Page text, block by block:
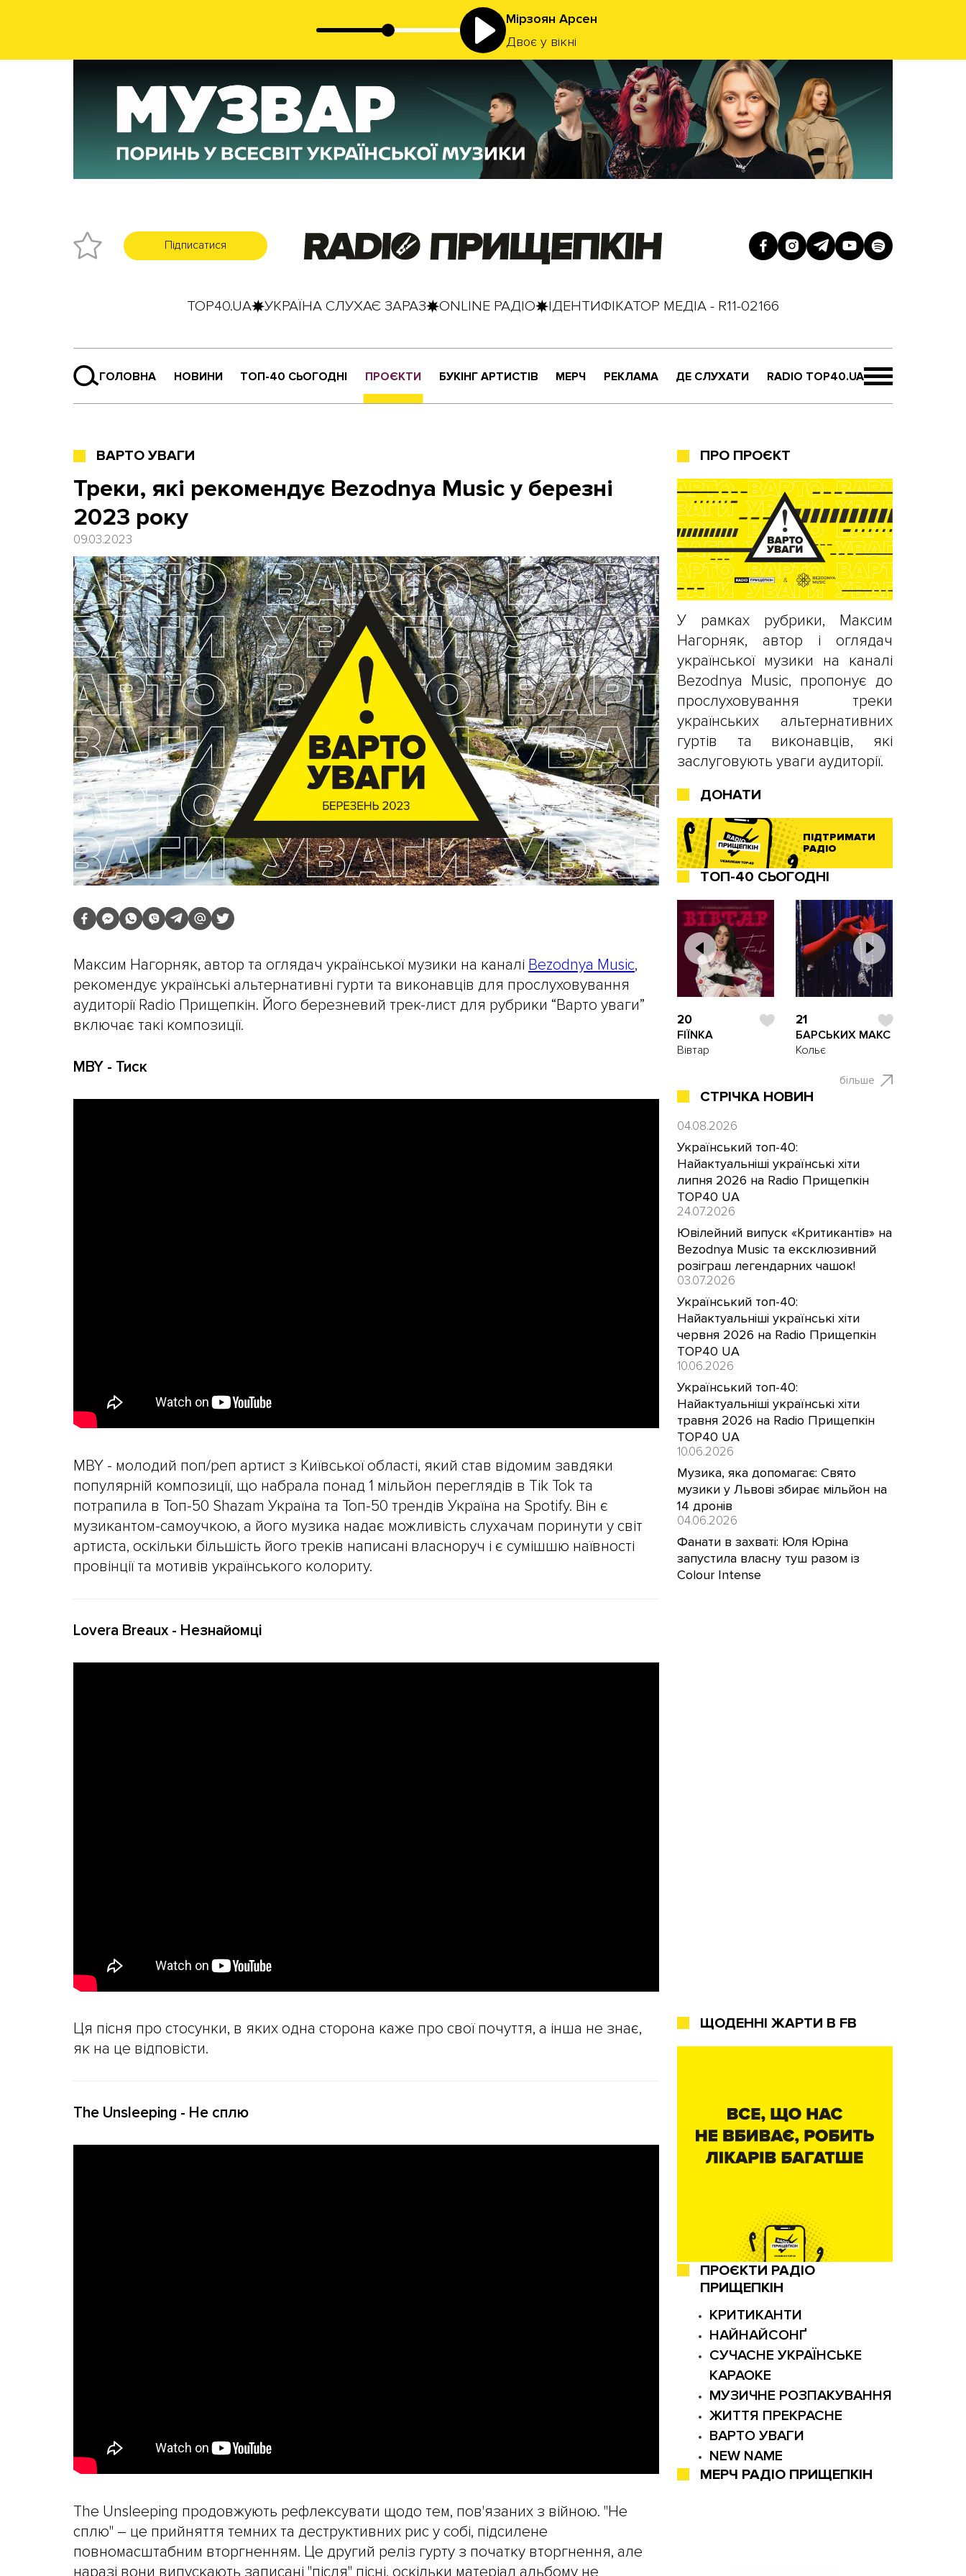
Мірзоян Арсен
Двоє у вікні
Підписатися
TOP40.UA УКРАЇНА СЛУХАЄ ЗАРАЗ ONLINE РАДІО ІДЕНТИФІКАТОР МЕДІА - R11-02166
ГОЛОВНА НОВИНИ ТОП-40 СЬОГОДНІ ПРОЄКТИ
ЖИТТЯ ПРЕКРАСНЕ
МУЗИЧНЕ РОЗПАКУВАННЯ
БУКІНГ АРТИСТІВ МЕРЧ РЕКЛАМА ДЕ СЛУХАТИ RADIO TOP40.UA
ВАРТО УВАГИ
Треки, які рекомендує Bezodnya Music у березні
2023 року
09.03.2023
Максим Нагорняк, автор та оглядач української музики на каналі Bezodnya Music,
рекомендує українські альтернативні гурти та виконавців для прослуховування
аудиторії Radio Прищепкін. Його березневий трек-лист для рубрики “Варто уваги”
включає такі композиції.
MBY - Тиск
MBY - молодий поп/реп артист з Київської області, який став відомим завдяки
популярній композиції, що набрала понад 1 мільйон переглядів в Tik Tok та
потрапила в Топ-50 Shazam Україна та Топ-50 трендів Україна на Spotify. Він є
музикантом-самоучкою, а його музика надає можливість слухачам поринути у світ
артиста, оскільки більшість його треків написані власноруч і є сумішшю наївності
провінції та мотивів українського колориту.
Lovera Breaux - Незнайомці
Ця пісня про стосунки, в яких одна сторона каже про свої почуття, а інша не знає,
як на це відповісти.
The Unsleeping - Не сплю
The Unsleeping продовжують рефлексувати щодо тем, пов'язаних з війною. "Не
сплю" – це прийняття темних та деструктивних рис у собі, підсилене
повномасштабним вторгненням. Це другий реліз гурту з початку вторгнення, але
наразі вони випускають записані "після" пісні, оскільки матеріал альбому не
ПРО ПРОЄКТ
У рамках рубрики, Максим
Нагорняк, автор і оглядач
української музики на каналі
Bezodnya Music, пропонує до
прослуховування треки
українських альтернативних
гуртів та виконавців, які
заслуговують уваги аудиторії.
ДОНАТИ
ПІДТРИМАТИ
РАДІО
ТОП-40 СЬОГОДНІ
20
FIЇNKA
Вівтар
21
БАРСЬКИХ МАКС
Кольє
більше
СТРІЧКА НОВИН
04.08.2026
Український топ-40:
Найактуальніші українські хіти
липня 2026 на Radio Прищепкін
TOP40 UA
24.07.2026
Ювілейний випуск «Критикантів» на
Bezodnya Music та ексклюзивний
розіграш легендарних чашок!
03.07.2026
Український топ-40:
Найактуальніші українські хіти
червня 2026 на Radio Прищепкін
TOP40 UA
10.06.2026
Український топ-40:
Найактуальніші українські хіти
травня 2026 на Radio Прищепкін
TOP40 UA
10.06.2026
Музика, яка допомагає: Свято
музики у Львові збирає мільйон на
14 дронів
04.06.2026
Фанати в захваті: Юля Юріна
запустила власну туш разом із
Colour Intense
ЩОДЕННІ ЖАРТИ В FB
ПРОЄКТИ РАДІО
ПРИЩЕПКІН
КРИТИКАНТИ
НАЙНАЙСОНҐ
СУЧАСНЕ УКРАЇНСЬКЕ
КАРАОКЕ
МУЗИЧНЕ РОЗПАКУВАННЯ
ЖИТТЯ ПРЕКРАСНЕ
ВАРТО УВАГИ
NEW NAME
МЕРЧ РАДІО ПРИЩЕПКІН